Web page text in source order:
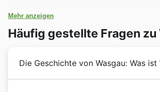
Tiefkühlprodukte– Die
diese Produkte oft Teil der Black
Mehr anzeigen
Häufig gestellte Fragen zu
Die Geschichte von Wasgau: Was ist